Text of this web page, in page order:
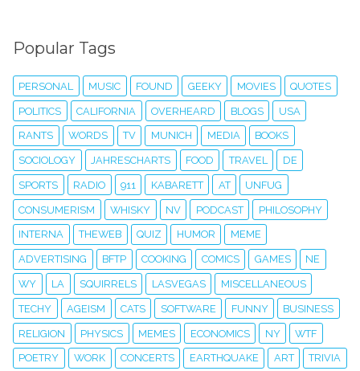
Popular Tags
PERSONAL MUSIC FOUND GEEKY MOVIES QUOTES
POLITICS CALIFORNIA OVERHEARD BLOGS USA
RANTS WORDS TV MUNICH MEDIA BOOKS
SOCIOLOGY JAHRESCHARTS FOOD TRAVEL DE
SPORTS RADIO 911 KABARETT AT UNFUG
CONSUMERISM WHISKY NV PODCAST PHILOSOPHY
INTERNA THEWEB QUIZ HUMOR MEME
ADVERTISING BFTP COOKING COMICS GAMES NE
WY LA SQUIRRELS LASVEGAS MISCELLANEOUS
TECHY AGEISM CATS SOFTWARE FUNNY BUSINESS
RELIGION PHYSICS MEMES ECONOMICS NY WTF
POETRY WORK CONCERTS EARTHQUAKE ART TRIVIA